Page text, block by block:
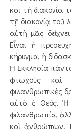
καὶ τὴ διακονία
τῇ διακονίᾳ τοῦ
αὐτὴ μᾶς
Εἶναι ἡ
κήρυγμα, ἡ
Ἡ Ἐκκλησία
φτωχοὺς καὶ
φιλανθρωπικὲς
αὐτὸ ὁ Θεός. Ἡ
φιλανθρωπία,
καὶ ἀνθρώπων.